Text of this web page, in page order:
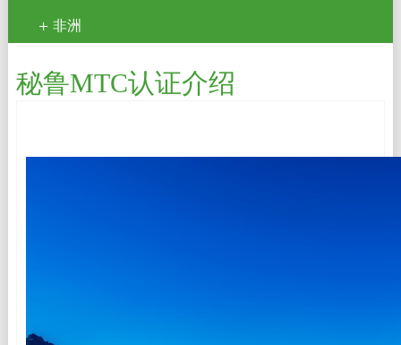
非洲
秘鲁MTC认证介绍